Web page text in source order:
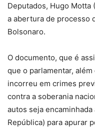
Deputados, Hugo Motta
a abertura de processo
Bolsonaro.
O documento, que é
que o parlamentar,
incorreu em crimes
contra a soberania
autos seja
República) para apurar